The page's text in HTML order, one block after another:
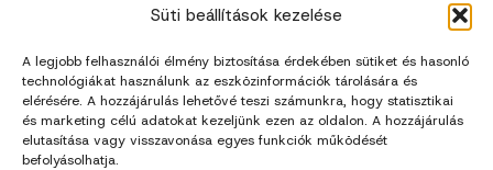
Süti beállítások kezelése
A legjobb felhasználói élmény biztosítása érdekében sütiket és hasonló
technológiákat használunk az eszközinformációk tárolására és
elérésére. A hozzájárulás lehetővé teszi számunkra, hogy statisztikai
és marketing célú adatokat kezeljünk ezen az oldalon. A hozzájárulás
elutasítása vagy visszavonása egyes funkciók működését
befolyásolhatja.
Általános Felhasználási Feltételek
Adatkezelési Tájékoztató
Impresszum